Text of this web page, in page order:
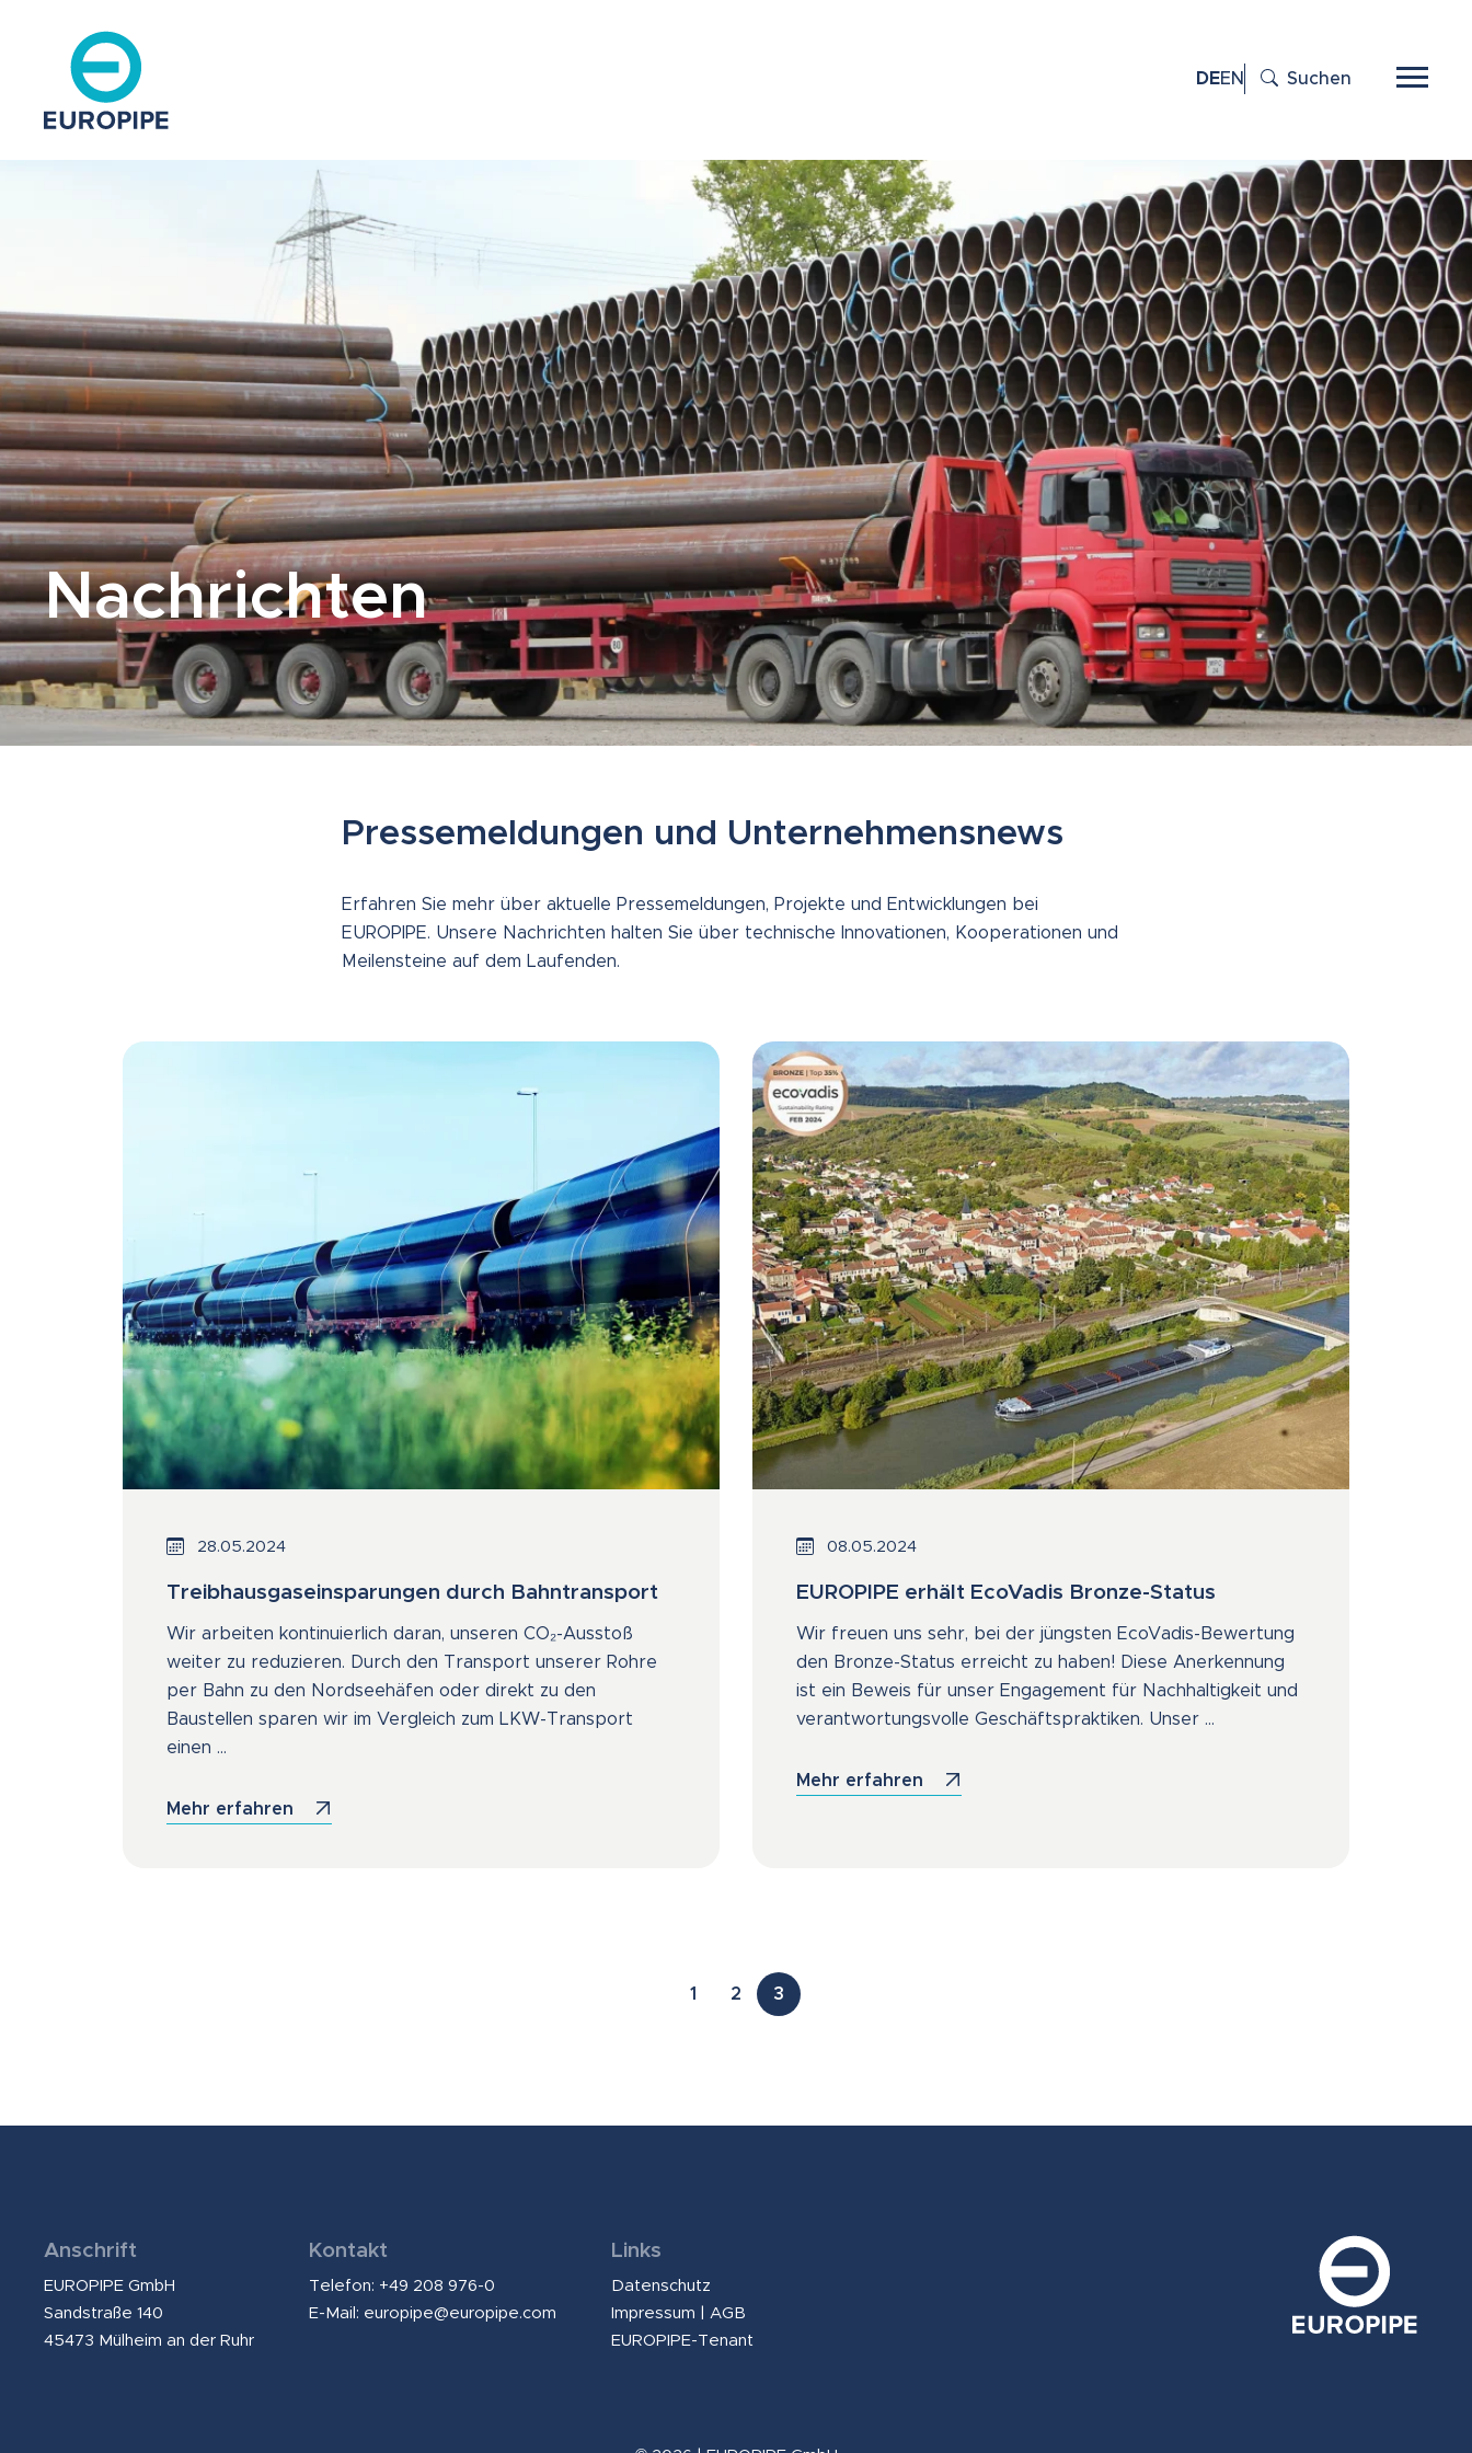
DEEN Suchen
Nachrichten
Pressemeldungen und Unternehmensnews
Erfahren Sie mehr über aktuelle Pressemeldungen, Projekte und Entwicklungen bei
EUROPIPE. Unsere Nachrichten halten Sie über technische Innovationen, Kooperationen und
Meilensteine auf dem Laufenden.
28.05.2024
Treibhausgaseinsparungen durch Bahntransport
Wir arbeiten kontinuierlich daran, unseren CO₂-Ausstoß
weiter zu reduzieren. Durch den Transport unserer Rohre
per Bahn zu den Nordseehäfen oder direkt zu den
Baustellen sparen wir im Vergleich zum LKW-Transport
einen ...
Mehr erfahren
08.05.2024
EUROPIPE erhält EcoVadis Bronze-Status
Wir freuen uns sehr, bei der jüngsten EcoVadis-Bewertung
den Bronze-Status erreicht zu haben! Diese Anerkennung
ist ein Beweis für unser Engagement für Nachhaltigkeit und
verantwortungsvolle Geschäftspraktiken. Unser ...
Mehr erfahren
1 2 3
Anschrift
EUROPIPE GmbH
Sandstraße 140
45473 Mülheim an der Ruhr
Kontakt
Telefon: +49 208 976-0
E-Mail: europipe@europipe.com
Links
Datenschutz
Impressum
AGB
EUROPIPE-Tenant